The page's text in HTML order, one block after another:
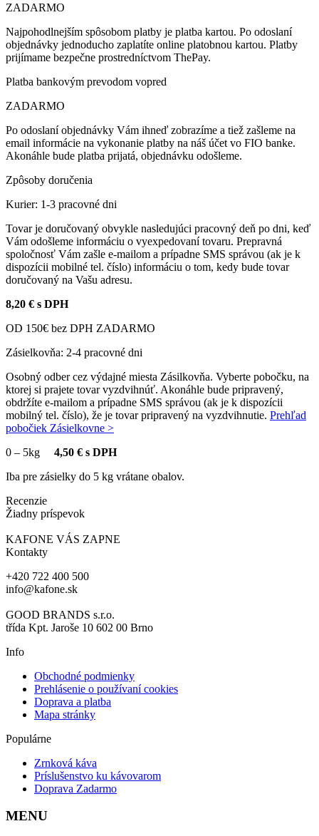
ZADARMO
Najpohodlnejším spôsobom platby je platba kartou. Po odoslaní
objednávky jednoducho zaplatíte online platobnou kartou. Platby
prijímame bezpečne prostredníctvom ThePay.
Platba bankovým prevodom vopred
ZADARMO
Po odoslaní objednávky Vám ihneď zobrazíme a tiež zašleme na
email informácie na vykonanie platby na náš účet vo FIO banke.
Akonáhle bude platba prijatá, objednávku odošleme.
Zpôsoby doručenia
Kurier: 1-3 pracovné dni
Tovar je doručovaný obvykle nasledujúci pracovný deň po dni, keď
Vám odošleme informáciu o vyexpedovaní tovaru. Prepravná
spoločnosť Vám zašle e-mailom a prípadne SMS správou (ak je k
dispozícii mobilné tel. číslo) informáciu o tom, kedy bude tovar
doručovaný na Vašu adresu.
8,20 € s DPH
OD 150€ bez DPH ZADARMO
Zásielkovňa: 2-4 pracovné dni
Osobný odber cez výdajné miesta Zásilkovňa. Vyberte pobočku, na
ktorej si prajete tovar vyzdvihnúť. Akonáhle bude pripravený,
obdržíte e-mailom a prípadne SMS správou (ak je k dispozícii
mobilný tel. číslo), že je tovar pripravený na vyzdvihnutie. Prehľad
pobočiek Zásielkovne >
0 – 5kg 4,50 € s DPH
Iba pre zásielky do 5 kg vrátane obalov.
Recenzie
Žiadny príspevok
KAFONE VÁS ZAPNE
Kontakty
+420 722 400 500
info@kafone.sk
GOOD BRANDS s.r.o.
třída Kpt. Jaroše 10 602 00 Brno
Info
Obchodné podmienky
Prehlásenie o používaní cookies
Doprava a platba
Mapa stránky
Populárne
Zrnková káva
Príslušenstvo ku kávovarom
Doprava Zadarmo
MENU